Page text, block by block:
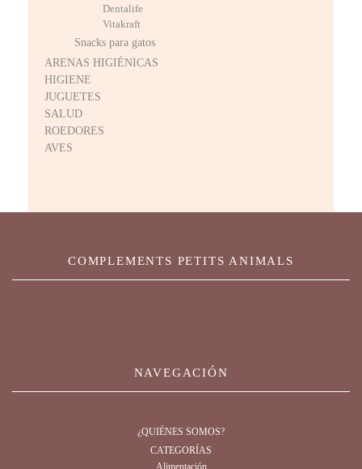
Dentalife
Vitakraft
Snacks para gatos
ARENAS HIGIÉNICAS
HIGIENE
JUGUETES
SALUD
ROEDORES
AVES
COMPLEMENTS PETITS ANIMALS
NAVEGACIÓN
¿QUIÉNES SOMOS?
CATEGORÍAS